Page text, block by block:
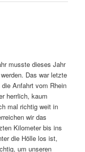
musste dieses Jahr
Das war letzte
Anfahrt vom Rhein
herrlich, kaum
mal richtig weit in
wir das
Kilometer bis ins
die Hölle los ist,
um unseren